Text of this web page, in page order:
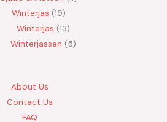
Winterjas 19
Winterjas 13
Winterjassen
5
About Us
Contact Us
FAQ